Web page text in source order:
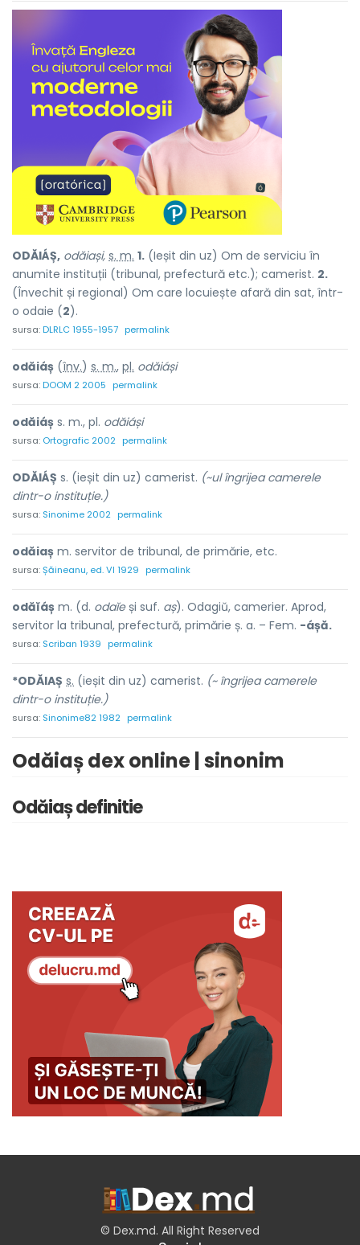
ODĂIÁȘ, odăiași, s. m. 1. (Ieșit din uz) Om de serviciu în
anumite instituții (tribunal, prefectură etc.); camerist. 2.
(Învechit și regional) Om care locuiește afară din sat, într-
o odaie (2).
sursa:DLRLC 1955-1957 permalink
odăiáș (înv.) s. m., pl. odăiáși
sursa:DOOM 2 2005 permalink
odăiáș s. m., pl. odăiáși
sursa: Ortografic 2002 permalink
ODĂIÁȘ s. (ieșit din uz) camerist. (~ul îngrijea camerele
dintr-o instituție.)
sursa: Sinonime 2002 permalink
odăiaș m. servitor de tribunal, de primărie, etc.
sursa:Șăineanu, ed. VI 1929 permalink
odăĭáș m. (d. odaĭeși suf. aș). Odagiŭ, camerier. Aprod,
servitor la tribunal, prefectură, primărie ș. a. – Fem. -áșă.
sursa: Scriban 1939 permalink
*ODĂIAȘ s. (ieșit din uz) camerist. (~ îngrijea camerele
dintr-o instituție.)
sursa: Sinonime82 1982 permalink
Odăiaș dex online | sinonim
Odăiaș definitie
© Dex.md. All Right Reserved